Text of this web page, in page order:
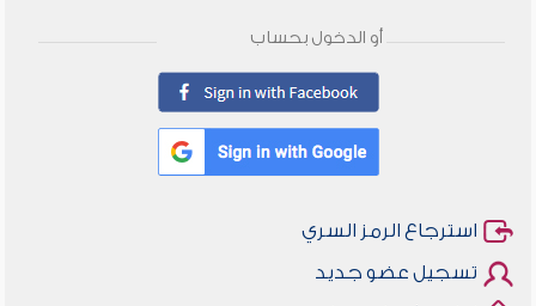
أو الدخول بحساب
استرجاع الرمز السري
تسجيل عضو جديد